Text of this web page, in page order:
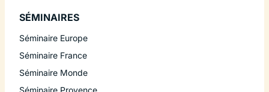
SÉMINAIRES
Séminaire Europe
Séminaire France
Séminaire Monde
Séminaire Provence